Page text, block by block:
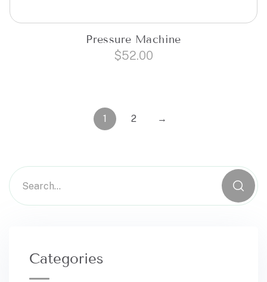
Pressure Machine
$52.00
1 2 →
Categories